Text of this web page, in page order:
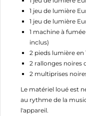
1 jeu de lumière
1 jeu de lumière
1 machine à fumée
inclus)
2 pieds lumière
2 rallonges noires
2 multiprises
Le matériel loué est
au rythme de la
l'appareil.